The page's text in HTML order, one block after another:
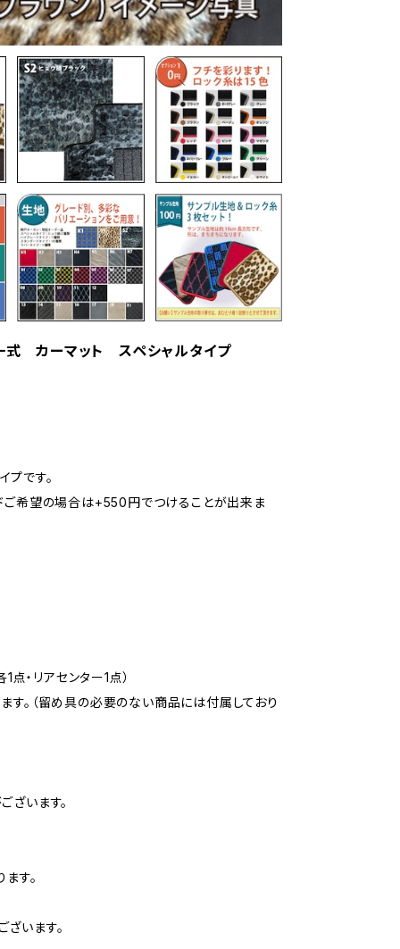
カーマット スペシャルタイプ
です。
ご希望の場合は+550円でつけることが出来ま
・リアセンター1点）
す。（留め具の必要のない商品には付属しており
ざいます。
す。
います。